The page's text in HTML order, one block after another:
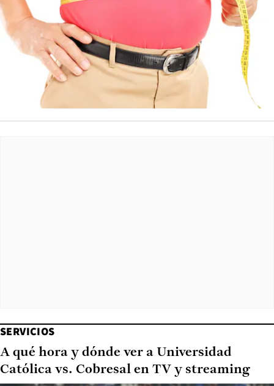
SERVICIOS
A qué hora y dónde ver a Universidad
Católica vs. Cobresal en TV y streaming